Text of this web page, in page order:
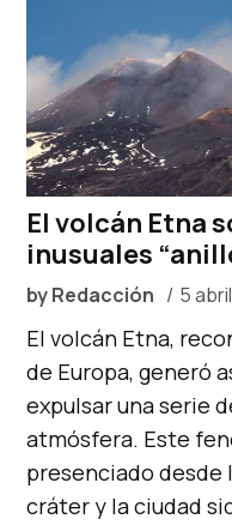
El volcán Etna
inusuales
byRedacción 5
El volcán Etna,
de Europa, generó
expulsar una serie
atmósfera. Este
presenciado desde
cráter y la ciudad